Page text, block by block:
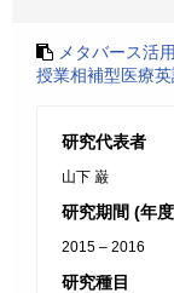
メタバース活
授業相補型医療
研究代表者
山下 巌
研究期間 (年
2015 – 2016
研究種目